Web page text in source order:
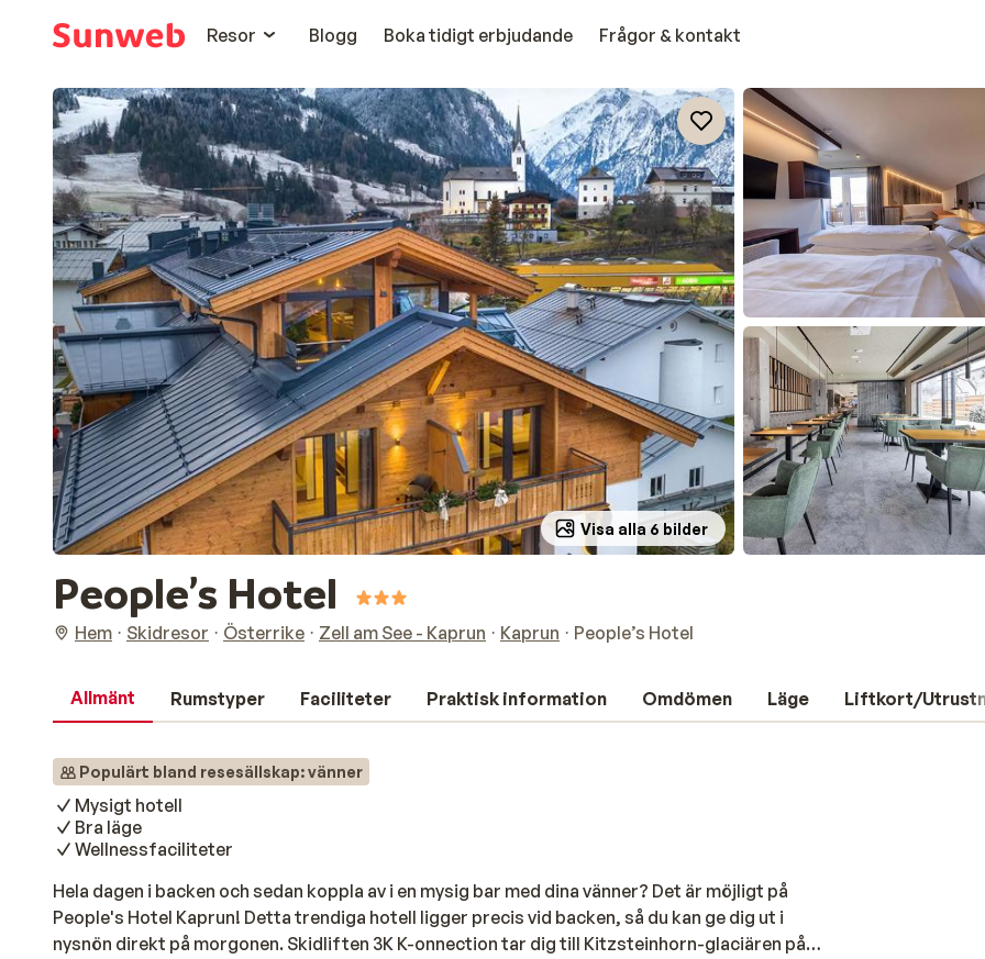
Resor
Blogg Boka tidigt erbjudande Frågor & kontakt
Visa alla 6 bilder
People’s Hotel
Hem Skidresor Österrike Zell am See - Kaprun Kaprun People’s Hotel
Allmänt Rumstyper Faciliteter Praktisk information Omdömen Läge Liftkort/
Populärt bland resesällskap: vänner
Mysigt hotell
Bra läge
Wellnessfaciliteter
Hela dagen i backen och sedan koppla av i en mysig bar med dina vänner? Det är möjligt på
People's Hotel Kaprun! Detta trendiga hotell ligger precis vid backen, så du kan ge dig ut i
nysnön direkt på morgonen. Skidliften 3K K-onnection tar dig till Kitzsteinhorn-glaciären på